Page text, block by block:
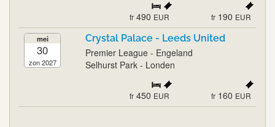
fr 490 EUR fr 190 EUR
mei
30
zon 2027
Crystal Palace - Leeds United
Premier League - Engeland
Selhurst Park - Londen
fr 450 EUR fr 160 EUR